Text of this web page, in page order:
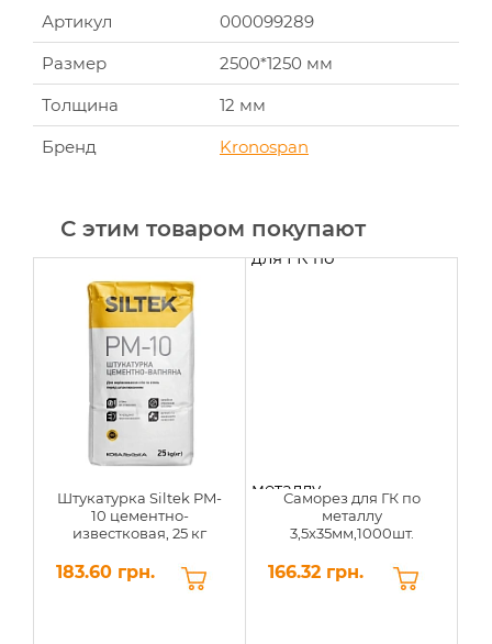
Артикул
000099289
Размер
2500*1250 мм
Толщина
12 мм
Бренд
Kronospan
С этим товаром покупают
Штукатурка Siltek PM-
10 цементно-
известковая, 25 кг
183.60 грн.
Саморез для ГК по
металлу
3,5х35мм,1000шт.
166.32 грн.